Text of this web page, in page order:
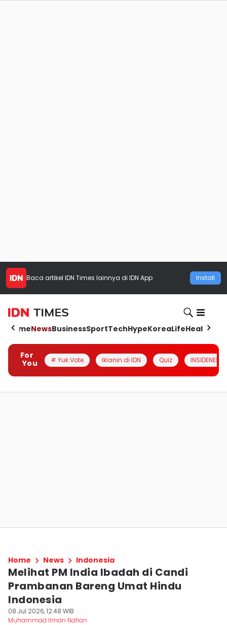
Baca artikel IDN Times lainnya di IDN App Install
HomeNewsBusinessSportTechHypeKoreaLifeHealth
For
You
# Yuk Vote Iklanin di IDN Quiz INSIDENESIA
Home News Indonesia
Melihat PM India Ibadah di Candi
Prambanan Bareng Umat Hindu
Indonesia
08 Jul 2026, 12:48 WIB
Muhammad Ilman Nafian